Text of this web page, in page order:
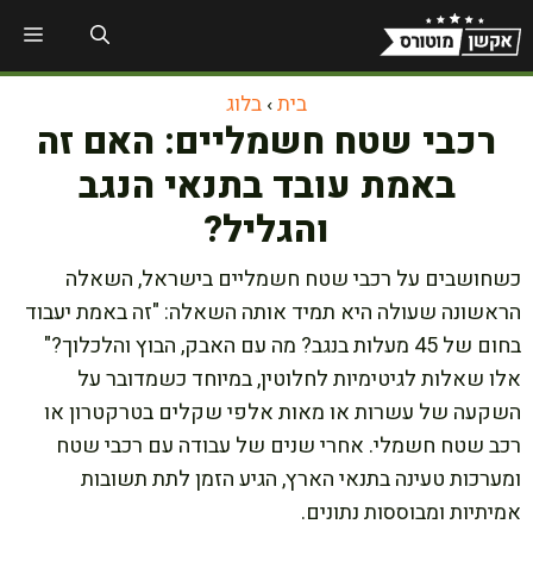
לתוכן
בית› בלוג
רכבי שטח חשמליים: האם זה
באמת עובד בתנאי הנגב
והגליל?
כשחושבים על רכבי שטח חשמליים בישראל, השאלה
הראשונה שעולה היא תמיד אותה השאלה: "זה באמת יעבוד
בחום של 45 מעלות בנגב? מה עם האבק, הבוץ והלכלוך?"
אלו שאלות לגיטימיות לחלוטין, במיוחד כשמדובר על
השקעה של עשרות או מאות אלפי שקלים בטרקטרון או
רכב שטח חשמלי. אחרי שנים של עבודה עם רכבי שטח
ומערכות טעינה בתנאי הארץ, הגיע הזמן לתת תשובות
אמיתיות ומבוססות נתונים.